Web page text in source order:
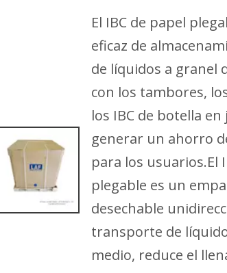
El IBC de papel
eficaz de
de líquidos a granel
con los tambores,
los IBC de botella
generar un ahorro
para los usuarios.El
plegable es un
desechable
transporte de
medio, reduce el